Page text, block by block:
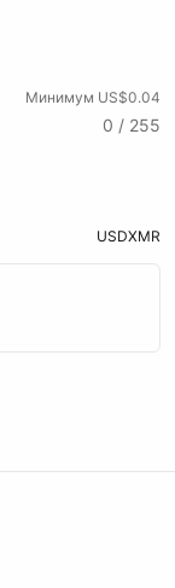
Минимум US$0.04
0 / 255
USDXMR